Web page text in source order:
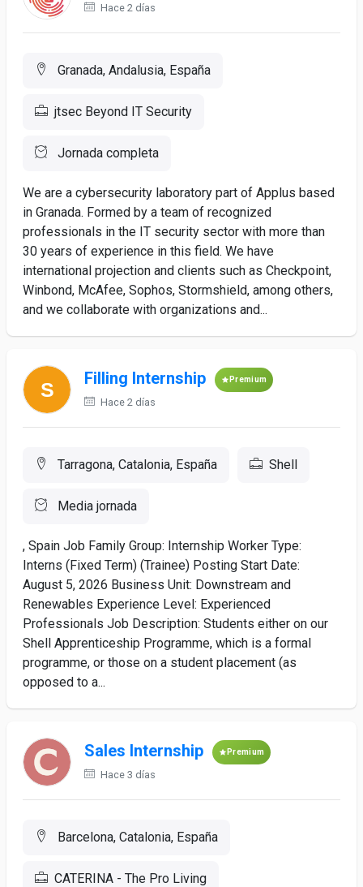
Hace 2 días
Granada, Andalusia, España
jtsec Beyond IT Security
Jornada completa
We are a cybersecurity laboratory part of Applus based
in Granada. Formed by a team of recognized
professionals in the IT security sector with more than
30 years of experience in this field. We have
international projection and clients such as Checkpoint,
Winbond, McAfee, Sophos, Stormshield, among others,
and we collaborate with organizations and...
Filling Internship Premium
Hace 2 días
Tarragona, Catalonia, España Shell
Media jornada
, Spain Job Family Group: Internship Worker Type:
Interns (Fixed Term) (Trainee) Posting Start Date:
August 5, 2026 Business Unit: Downstream and
Renewables Experience Level: Experienced
Professionals Job Description: Students either on our
Shell Apprenticeship Programme, which is a formal
programme, or those on a student placement (as
opposed to a...
Sales Internship Premium
Hace 3 días
Barcelona, Catalonia, España
CATERINA - The Pro Living